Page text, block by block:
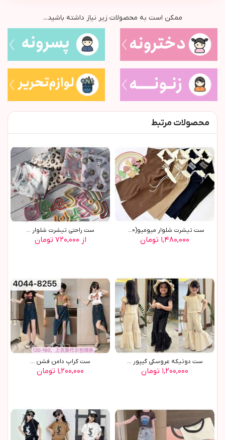
ممکن است به محصولات زیر نیاز داشته باشید...
محصولات مرتبط
ست تیشرت شلوار میومیو(9800)
۱,۴۸۰,۰۰۰ تومان
ست راحتی تیشرت شلوار ...
از ۷۲۰,۰۰۰ تومان
ست دوتیکه عروسکی گیپور ...
۱,۲۰۰,۰۰۰ تومان
ست کراپ دامن فشن ...
۱,۲۰۰,۰۰۰ تومان